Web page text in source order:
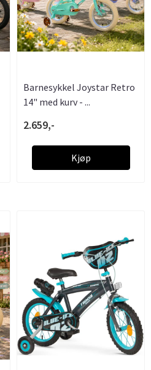
Barnesykkel Joystar Retro
14" med kurv - ...
2.659,-
Kjøp